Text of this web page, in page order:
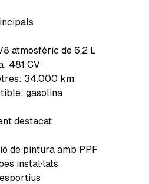
atmosfèric de 6,2 L
481 CV
34.000 km
gasolina
destacat
de pintura amb PPF
instal·lats